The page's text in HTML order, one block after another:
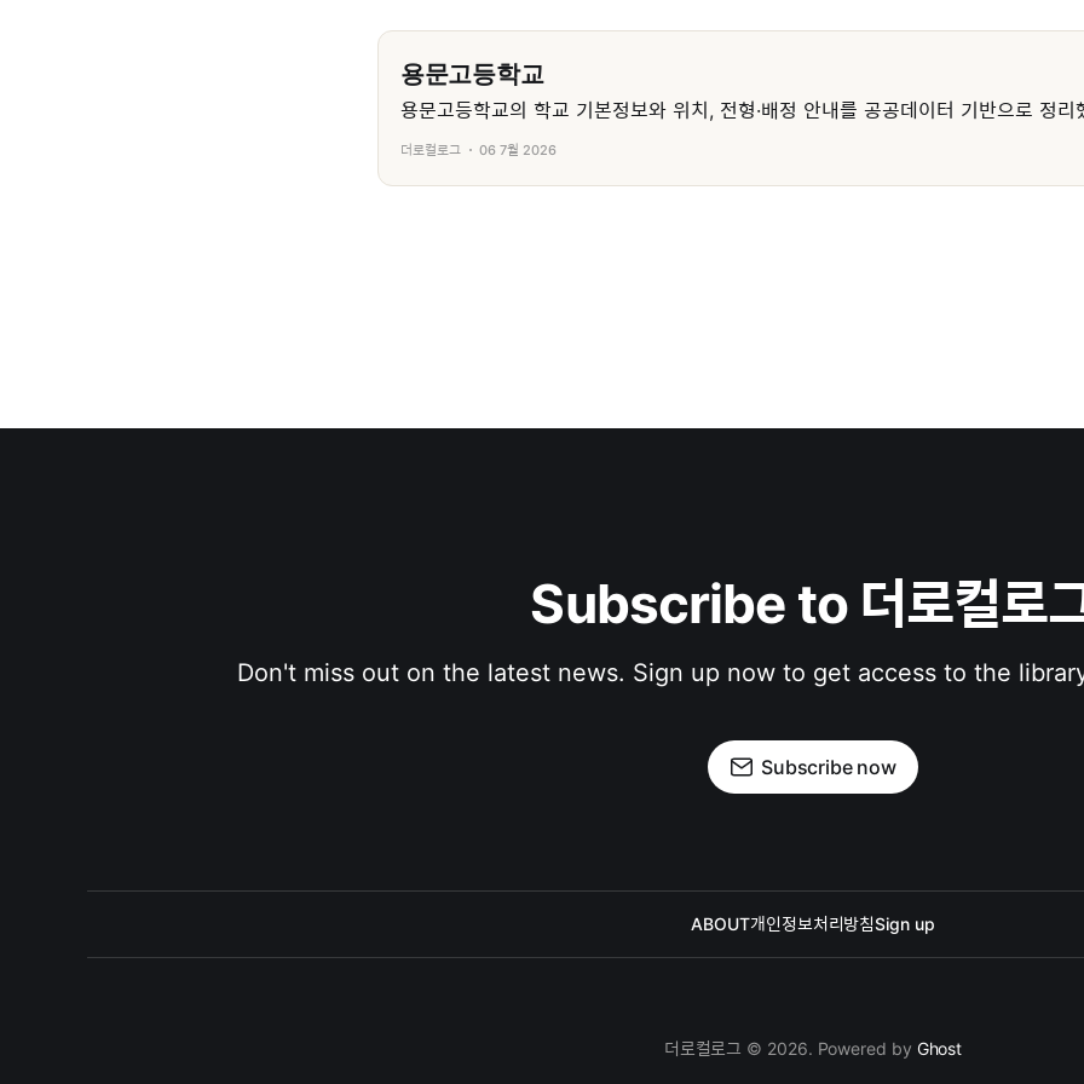
용문고등학교
용문고등학교의 학교 기본정보와 위치, 전형·배정 안내를 공공데이터 기반으로 정리
더로컬로그 06 7월 2026
Subscribe to 더로컬로
Don't miss out on the latest news. Sign up now to get access to the
Subscribe now
ABOUT개인정보처리방침Sign up
더로컬로그 © 2026. Powered by Ghost